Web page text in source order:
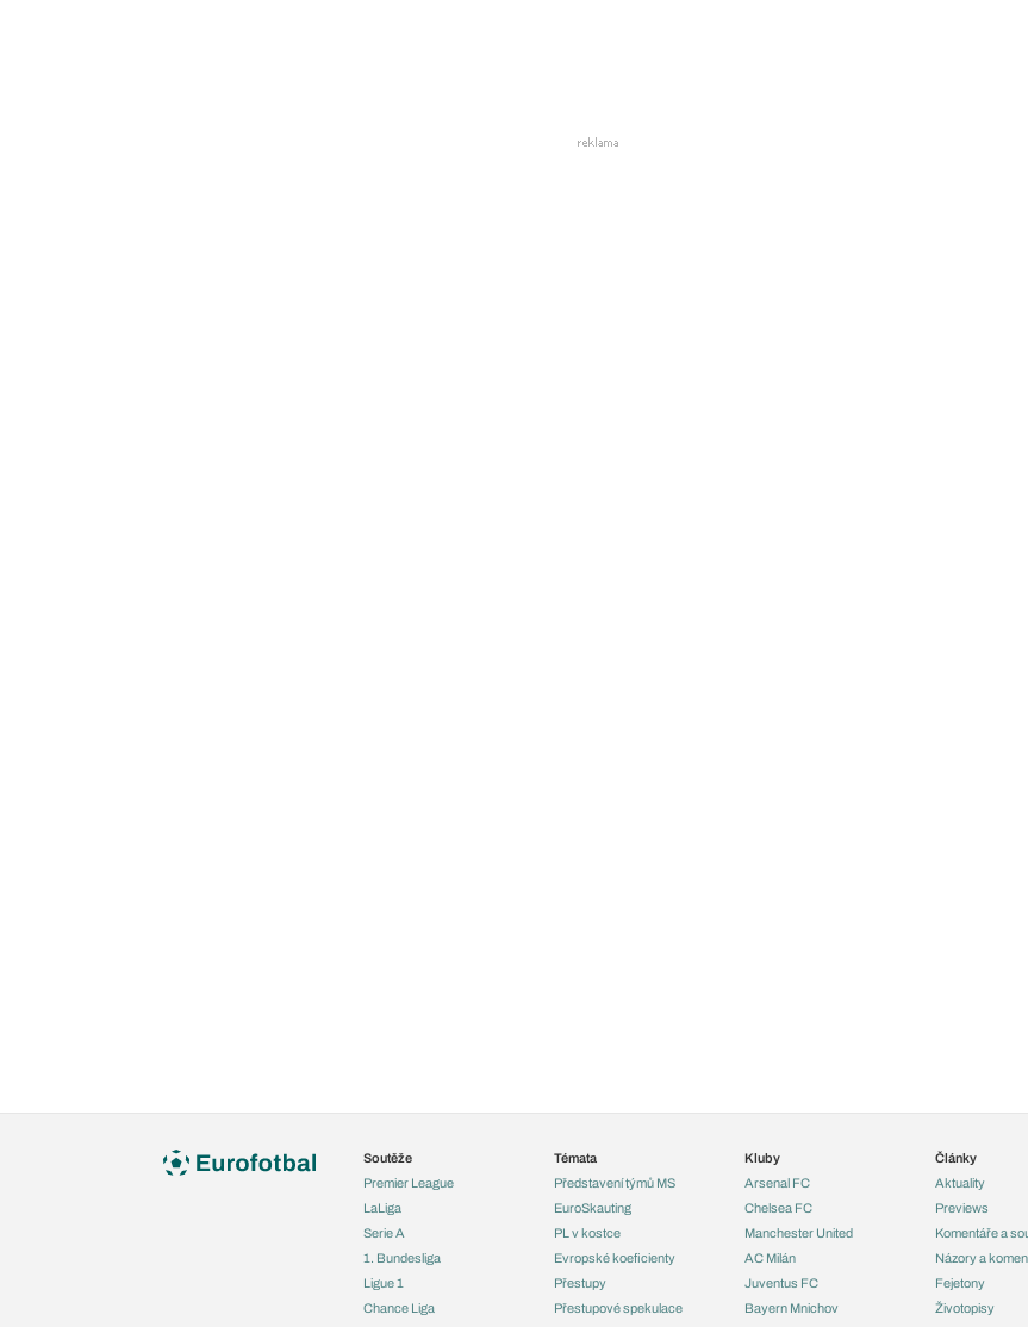
Soutěže
Premier League
LaLiga
Serie A
1. Bundesliga
Ligue 1
Chance Liga
Témata
Představení týmů MS
EuroSkauting
PL v kostce
Evropské koeficienty
Přestupy
Přestupové spekulace
Kluby
Arsenal FC
Chelsea FC
Manchester United
AC Milán
Juventus FC
Bayern Mnichov
Články
Aktuality
Previews
Komentáře a
Názory a
Fejetony
Životopisy